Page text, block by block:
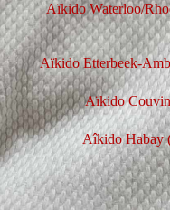
Aïkido Waterloo/
Aïkido Etterbeek-
Aïkido
Aîkido Habay